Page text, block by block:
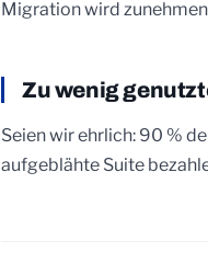
Migration wird
Zu wenig
Seien wir ehrlich: 90 %
aufgeblähte Suite